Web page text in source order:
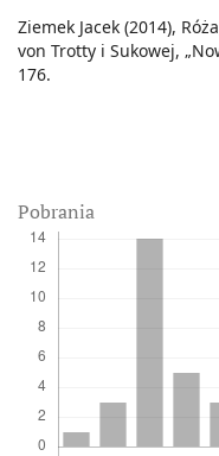
Pobrania
Ziemek Jacek (2014),
von Trotty i Sukowej,
176.